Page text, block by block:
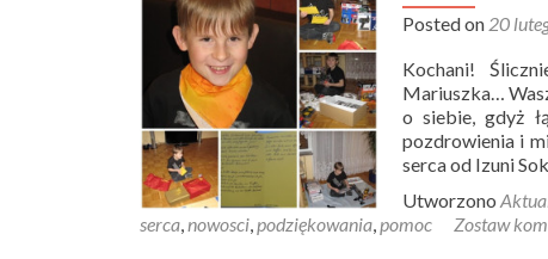
Posted on 20
Kochani!
Mariuszka…
o siebie, gdyż
pozdrowienia i
serca od Izuni
Utworzono
serca,nowosci,podziękowania,pomoc Zostaw